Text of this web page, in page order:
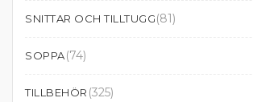
SNITTAR OCH TILLTUGG(81)
SOPPA(74)
TILLBEHÖR (325)